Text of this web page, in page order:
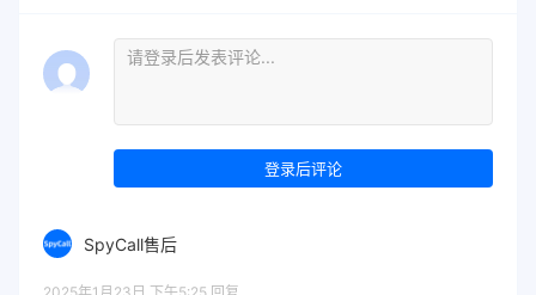
登录后评论
SpyCall售后